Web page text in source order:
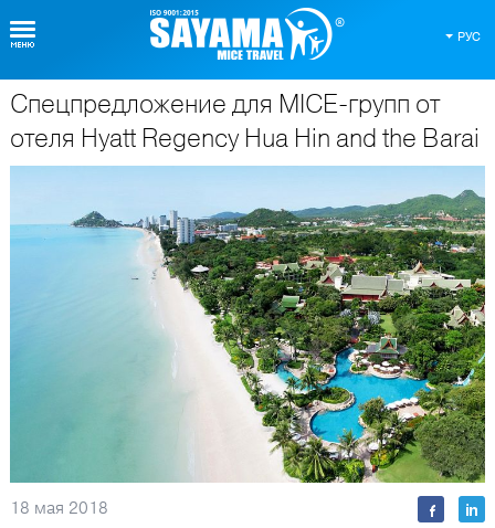
РУС
О Таиланде
Спецпредложение для MICE-групп от
отеля Hyatt Regency Hua Hin and the Barai
18 мая 2018